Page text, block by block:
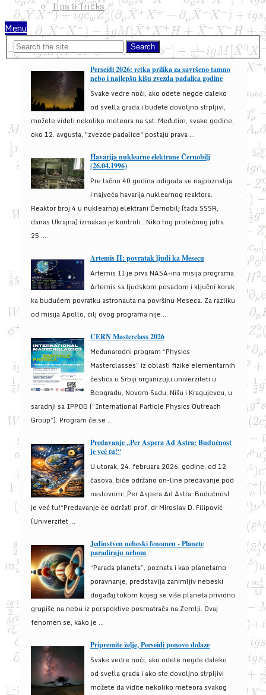
Tips & Tricks
Menu
Perseidi 2026: retka prilika za savršeno tamno
nebo i najlepšu kišu zvezda padalica godine
Svake vedre noći, ako odete negde daleko
od svetla grada i budete dovoljno strpljivi,
možete videti nekoliko meteora na sat. Međutim, svake godine,
oko 12. avgusta, "zvezde padalice" postaju prava ...
Havarija nuklearne elektrane Černobilj
(26.04.1996)
Pre tačno 40 godina odigrala se najpoznatija
i najveća havarija nuklearnog reaktora.
Reaktor broj 4 u nuklearnoj elektrani Černobilj (tada SSSR,
danas Ukrajna) izmakao je kontroli...Niko tog prolećnog jutra
25. ...
Artemis II: povratak ljudi ka Mesecu
Artemis II je prva NASA-ina misija programa
Artemis sa ljudskom posadom i ključni korak
ka budućem povratku astronauta na površinu Meseca. Za razliku
od misija Apollo, cilj ovog programa nije ...
CERN Masterclass 2026
Međunarodni program “Physics
Masterclasses” iz oblasti fizike elementarnih
čestica u Srbiji organizuju univerziteti u
Beogradu, Novom Sadu, Nišu i Kragujevcu, u
saradnji sa IPPOG (“International Particle Physics Outreach
Group”). Program će se ...
Predavanje „Per Aspera Ad Astra: Budućnost
je već tu!“
U utorak, 24. februara 2026. godine, od 12
časova, biće održano on-line predavanje pod
naslovom:„Per Aspera Ad Astra: Budućnost
je već tu!“Predavanje će održati prof. dr Miroslav D. Filipović
(Univerzitet ...
Jedinstven nebeski fenomen - Planete
paradiraju nebom
“Parada planeta”, poznata i kao planetarno
poravnanje, predstavlja zanimljiv nebeski
događaj tokom kojeg se više planeta prividno
grupiše na nebu iz perspektive posmatrača na Zemlji. Ovaj
fenomen se, kako je ...
Pripremite želje, Perseidi ponovo dolaze
Svake vedre noći, ako odete negde daleko
od svetla grada i ako ste dovoljno strpljivi
možete da vidite nekoliko meteora svakog